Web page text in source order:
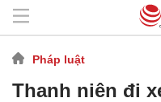
Pháp luật
Thanh niên đi